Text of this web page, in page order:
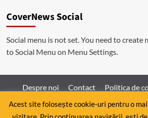
CoverNews Social
Social menu is not set. You need to create
to Social Menu on Menu Settings.
Despre noi Contact Politica de
Acest site folosește cookie-uri pentru o